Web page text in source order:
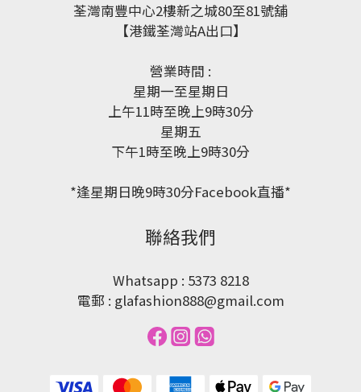
荃灣南豐中心2樓新之城80至81號舖
【港鐵荃灣站A出口】
營業時間 :
星期一至星期日
上午11時至晚上9時30分
星期五
下午1時至晚上9時30分
*逢星期日晚9時30分Facebook直播*
聯絡我們
Whatsapp : 5373 8218
電郵 : glafashion888@gmail.com